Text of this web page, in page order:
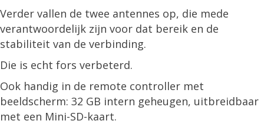
Verder vallen de twee antennes op, die mede
verantwoordelijk zijn voor dat bereik en de
stabiliteit van de verbinding.
Die is echt fors verbeterd.
Ook handig in de remote controller met
beeldscherm: 32 GB intern geheugen, uitbreidbaar
met een Mini-SD-kaart.